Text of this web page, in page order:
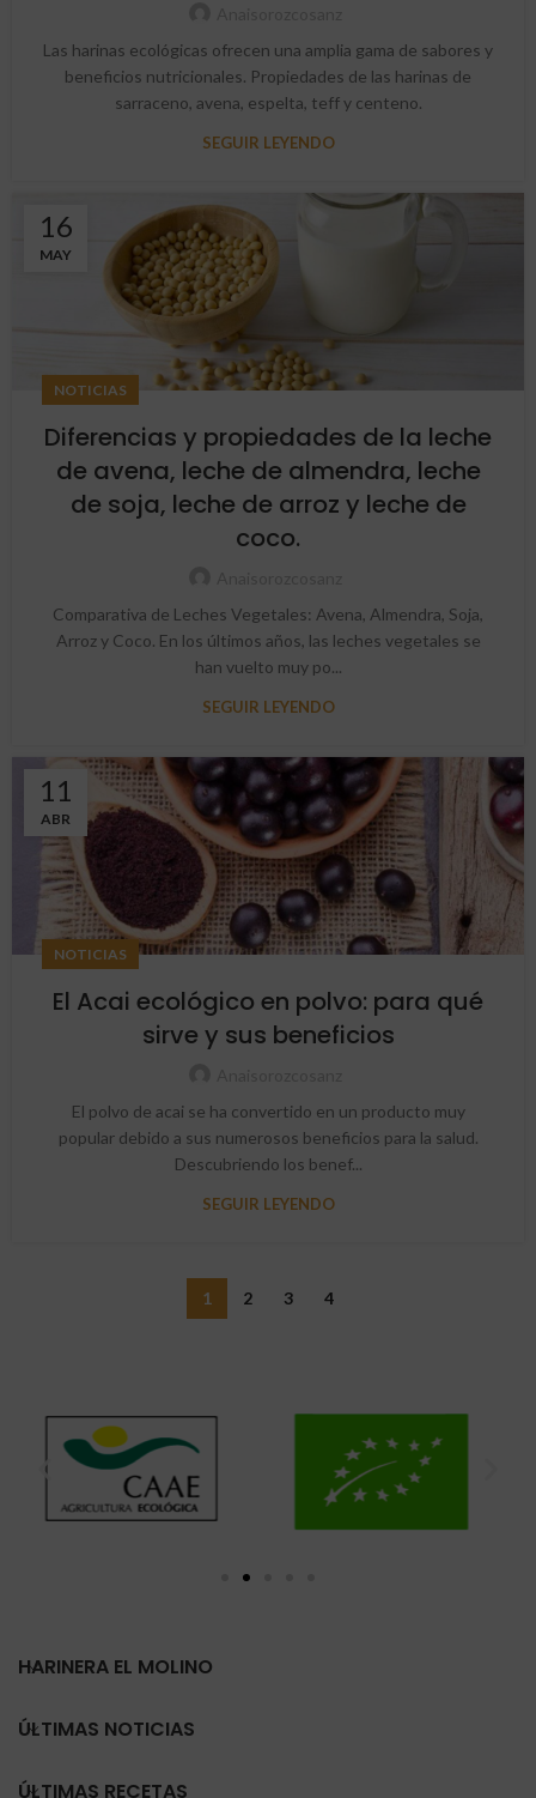
Las harinas ecológicas ofrecen una amplia gama de sabores y
beneficios nutricionales. Propiedades de las harinas de
sarraceno, avena, espelta, teff y centeno.
SEGUIR LEYENDO
16
MAY
NOTICIAS
Diferencias y propiedades de la leche
de avena, leche de almendra, leche
de soja, leche de arroz y leche de
coco.
Comparativa de Leches Vegetales: Avena, Almendra, Soja,
Arroz y Coco. En los últimos años, las leches vegetales se
han vuelto muy po...
SEGUIR LEYENDO
11
ABR
NOTICIAS
El Acai ecológico en polvo: para qué
sirve y sus beneficios
El polvo de acai se ha convertido en un producto muy
popular debido a sus numerosos beneficios para la salud.
Descubriendo los benef...
SEGUIR LEYENDO
1 2 3 4
HARINERA EL MOLINO
ÚLTIMAS NOTICIAS
ÚLTIMAS RECETAS